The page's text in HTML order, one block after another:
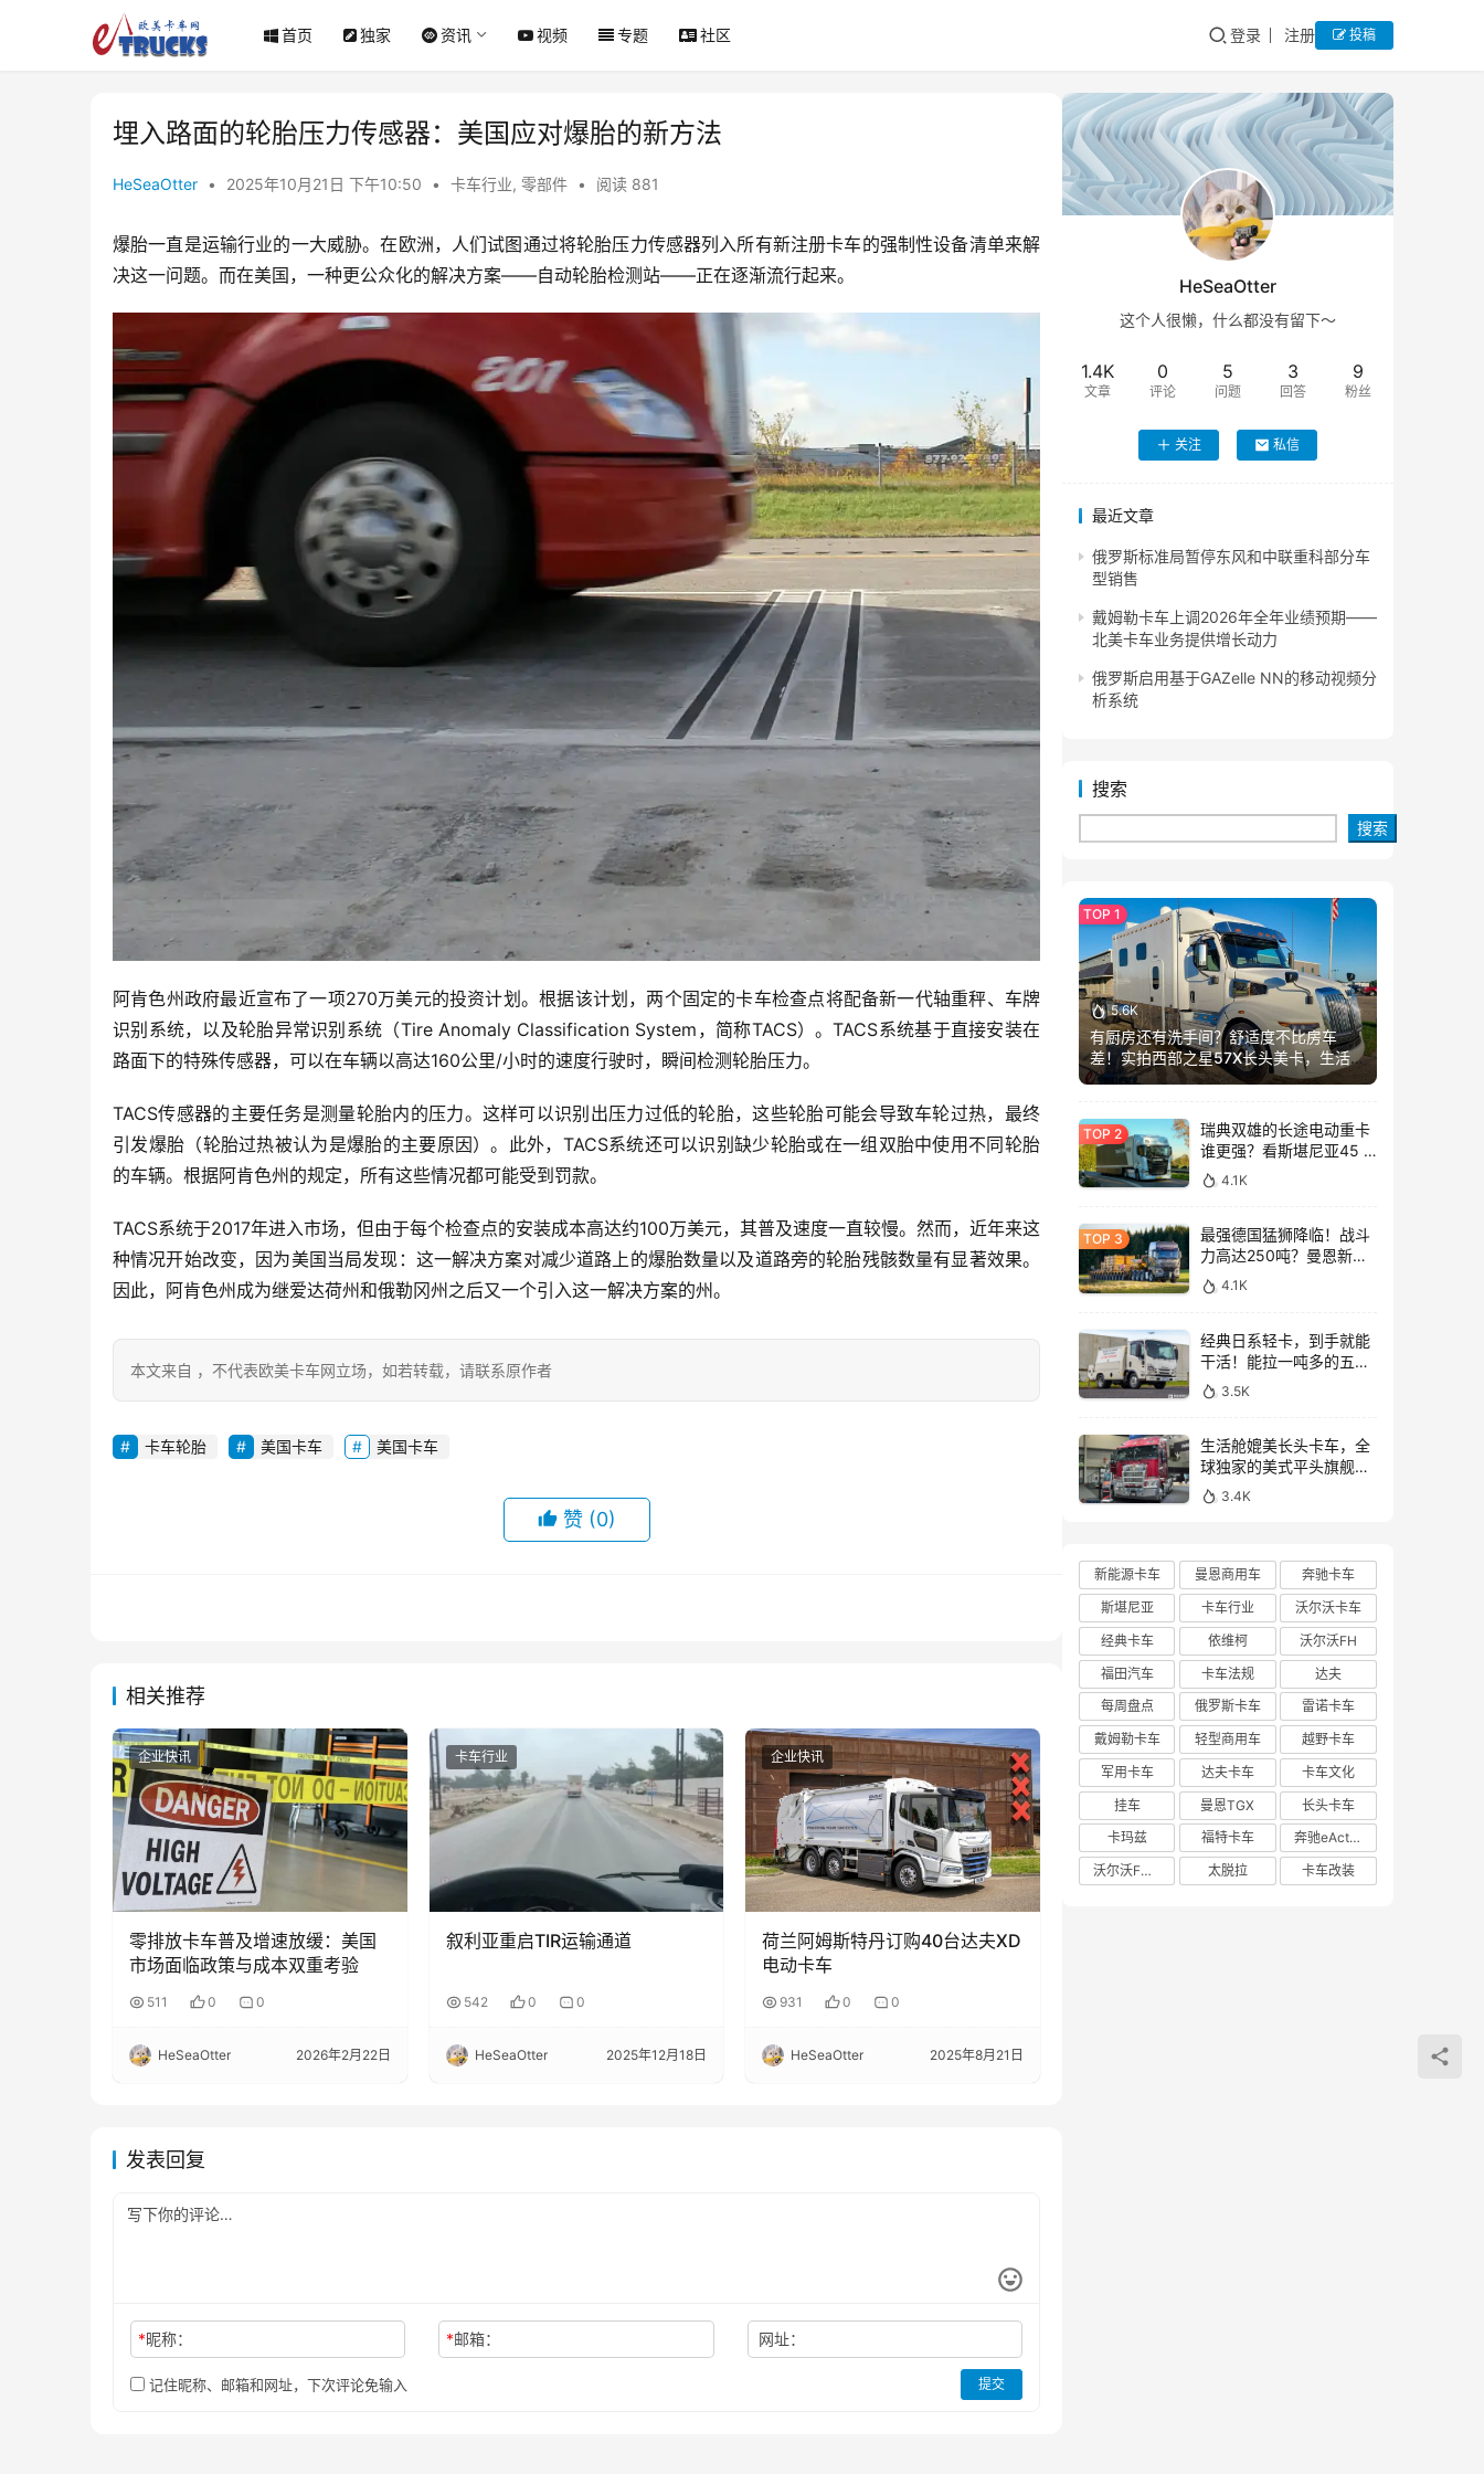
首页 独家 资讯 视频 专题 社区 登录 注册 投稿
埋入路面的轮胎压力传感器：美国应对爆胎的新方法
HeSeaOtter • 2025年10月21日 下午10:50 • 卡车行业, 零部件 • 阅读 881
爆胎一直是运输行业的一大威胁。在欧洲，人们试图通过将轮胎压力传感器列入所有新注册卡车的强制性设备清单来解
决这一问题。而在美国，一种更公众化的解决方案——自动轮胎检测站——正在逐渐流行起来。
阿肯色州政府最近宣布了一项270万美元的投资计划。根据该计划，两个固定的卡车检查点将配备新一代轴重秤、车牌
识别系统，以及轮胎异常识别系统（Tire Anomaly Classification System，简称TACS）。TACS系统基于直接安装在
路面下的特殊传感器，可以在车辆以高达160公里/小时的速度行驶时，瞬间检测轮胎压力。
TACS传感器的主要任务是测量轮胎内的压力。这样可以识别出压力过低的轮胎，这些轮胎可能会导致车轮过热，最终
引发爆胎（轮胎过热被认为是爆胎的主要原因）。此外，TACS系统还可以识别缺少轮胎或在一组双胎中使用不同轮胎
的车辆。根据阿肯色州的规定，所有这些情况都可能受到罚款。
TACS系统于2017年进入市场，但由于每个检查点的安装成本高达约100万美元，其普及速度一直较慢。然而，近年来这
种情况开始改变，因为美国当局发现：这一解决方案对减少道路上的爆胎数量以及道路旁的轮胎残骸数量有显著效果。
因此，阿肯色州成为继爱达荷州和俄勒冈州之后又一个引入这一解决方案的州。
本文来自 ，不代表欧美卡车网立场，如若转载，请联系原作者
卡车轮胎 美国卡车 美国卡车
赞 (0)
相关推荐
企业快讯
零排放卡车普及增速放缓：美国
市场面临政策与成本双重考验
511 0 0
HeSeaOtter 2026年2月22日
卡车行业
叙利亚重启TIR运输通道
542 0 0
HeSeaOtter 2025年12月18日
企业快讯
荷兰阿姆斯特丹订购40台达夫XD
电动卡车
931 0 0
HeSeaOtter 2025年8月21日
发表回复
*昵称： *邮箱： 网址：
记住昵称、邮箱和网址，下次评论免输入 提交
HeSeaOtter
这个人很懒，什么都没有留下～
1.4K
文章
0
评论
5
问题
3
回答
9
粉丝
关注 私信
最近文章
俄罗斯标准局暂停东风和中联重科部分车
型销售
戴姆勒卡车上调2026年全年业绩预期——
北美卡车业务提供增长动力
俄罗斯启用基于GAZelle NN的移动视频分
析系统
搜索
搜索
5.6K
有厨房还有洗手间？舒适度不比房车
差！实拍西部之星57X长头美卡，生活舱
加长这么多？
瑞典双雄的长途电动重卡
谁更强？看斯堪尼亚45 R
与沃尔沃FH Aero Electric
同台竞技！
4.1K
最强德国猛狮降临！战斗
力高达250吨？曼恩新款
TGX大件牵引车深入解析
4.1K
经典日系轻卡，到手就能
干活！能拉一吨多的五十
铃NLR工作车实拍
3.5K
生活舱媲美长头卡车，全
球独家的美式平头旗舰！
亮相布里斯班卡车展的肯
沃斯K220牵引车实拍
3.4K
新能源卡车 曼恩商用车
奔驰卡车
斯堪尼亚
卡车行业
沃尔沃卡车
经典卡车
依维柯
沃尔沃FH
福田汽车
卡车法规
达夫
每周盘点
俄罗斯卡车
雷诺卡车
戴姆勒卡车
轻型商用车
越野卡车
军用卡车
达夫卡车
卡车文化
挂车
曼恩TGX
长头卡车
卡玛兹
福特卡车
奔驰eActros 600
沃尔沃FH Aero
太脱拉 卡车改装